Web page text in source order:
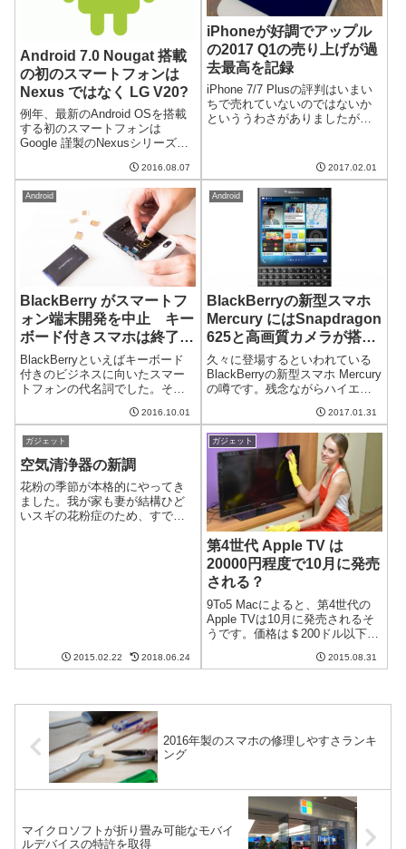
Android 7.0 Nougat 搭載
の初のスマートフォンは
Nexus ではなく LG V20?
例年、最新のAndroid OSを搭載
する初のスマートフォンは
Google 謹製のNexusシリーズで
れる Android 7.0 Nougat では変
わる可能性があるそうです。そ
の端末は LG の V20...
2016.08.07
iPhoneが好調でアップル
の2017 Q1の売り上げが過
去最高を記録
iPhone 7/7 Plusの評判はいまい
ちで売れていないのではないか
といううわさがありましたが、
の売り上げが過去最高を記録し
たようです。しかも、その要因
がiPhoneの売り上...
2017.02.01
Android
BlackBerry がスマートフ
ォン端末開発を中止 キー
ボード付きスマホは終了
か？
BlackBerryといえばキーボード
付きのビジネスに向いたスマー
トフォンの代名詞でした。そん
ートフォン開発を中止すること
終わりを感じますね。一時はス
マートフォン市場を独占し...
2016.10.01
Android
BlackBerryの新型スマホ
Mercury にはSnapdragon
625と高画質カメラが搭載
される？
久々に登場するといわれている
BlackBerryの新型スマホ Mercury
の噂です。残念ながらハイエン
のCPUが搭載されるそうです。
また、スマホの中ではかなり高
画質のカメラが搭載されると
か。Snapdrag...
2017.01.31
ガジェット
空気清浄器の新調
花粉の季節が本格的にやってき
ました。我が家も妻が結構ひど
いスギの花粉症のため、すでに
2015.02.22 2018.06.24
ガジェット
第4世代 Apple TV は
20000円程度で10月に発売
される？
9To5 Macによると、第4世代の
Apple TVは10月に発売されるそ
うです。価格は＄200ドル以下と
うか？第3世代に比べると高くな
で...
2015.08.31
2016年製のスマホの修理しやすさランキ
ング
マイクロソフトが折り畳み可能なモバイ
ルデバイスの特許を取得